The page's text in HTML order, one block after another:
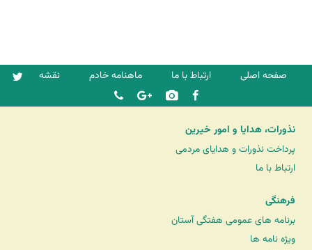
صفحه اصلی ارتباط با ما ماهنامه خادم نقشه
نذورات، هدایا و امور خیرین
پرداخت نذورات و هدایای مردمی
ارتباط با ما
فرهنگی
برنامه های عمومی هفتگی آستان
ویژه نامه ها